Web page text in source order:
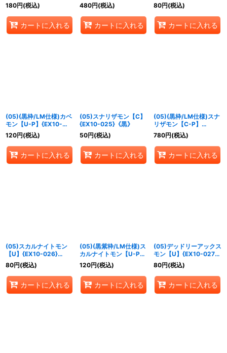
023}《多》
180円(税込)
カートに入れる
モンACE【SR-P】
{EX10-023}《多》
480円(税込)
カートに入れる
80円(税込)
カートに入れる
(05)(黒枠/LM仕様)カベ
モン【U-P】{EX10-
024}《黒》
120円(税込)
カートに入れる
(05)スナリザモン【C】
{EX10-025}《黒》
50円(税込)
カートに入れる
(05)(黒枠/LM仕様)スナ
リザモン【C-P】
{EX10-025}《黒》
780円(税込)
カートに入れる
(05)スカルナイトモン
【U】{EX10-026}
《多》
80円(税込)
カートに入れる
(05)(黒紫枠/LM仕様)ス
カルナイトモン【U-P】
{EX10-026}《多》
120円(税込)
カートに入れる
(05)デッドリーアックス
モン【U】{EX10-027}
《多》
80円(税込)
カートに入れる